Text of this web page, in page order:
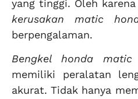
yang tinggi. Oleh
kerusakan matic
berpengalaman.
Bengkel honda matic
memiliki peralatan
akurat. Tidak hanya